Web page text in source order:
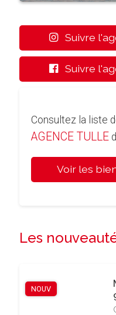
Suivre
Suivre
Consultez la liste
AGENCE TULLE
Voir les
Les
NOUV